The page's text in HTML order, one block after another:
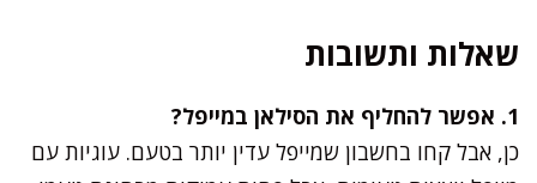
שאלות ותשובות
1. אפשר להחליף את הסילאן במייפל?
כן, אבל קחו בחשבון שמייפל עדין יותר בטעם. עוגיות עם